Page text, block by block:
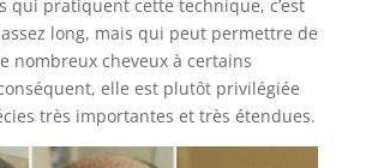
qui pratiquent cette technique, c’est
long, mais qui peut permettre de
nombreux cheveux à certains
elle est plutôt privilégiée
très importantes et très étendues.